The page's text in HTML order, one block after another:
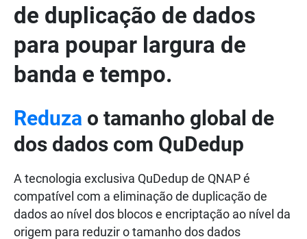
de duplicação de dados
para poupar largura de
banda e tempo.
Reduza o tamanho global de
dos dados com QuDedup
A tecnologia exclusiva QuDedup de QNAP é
compatível com a eliminação de duplicação de
dados ao nível dos blocos e encriptação ao nível da
origem para reduzir o tamanho dos dados